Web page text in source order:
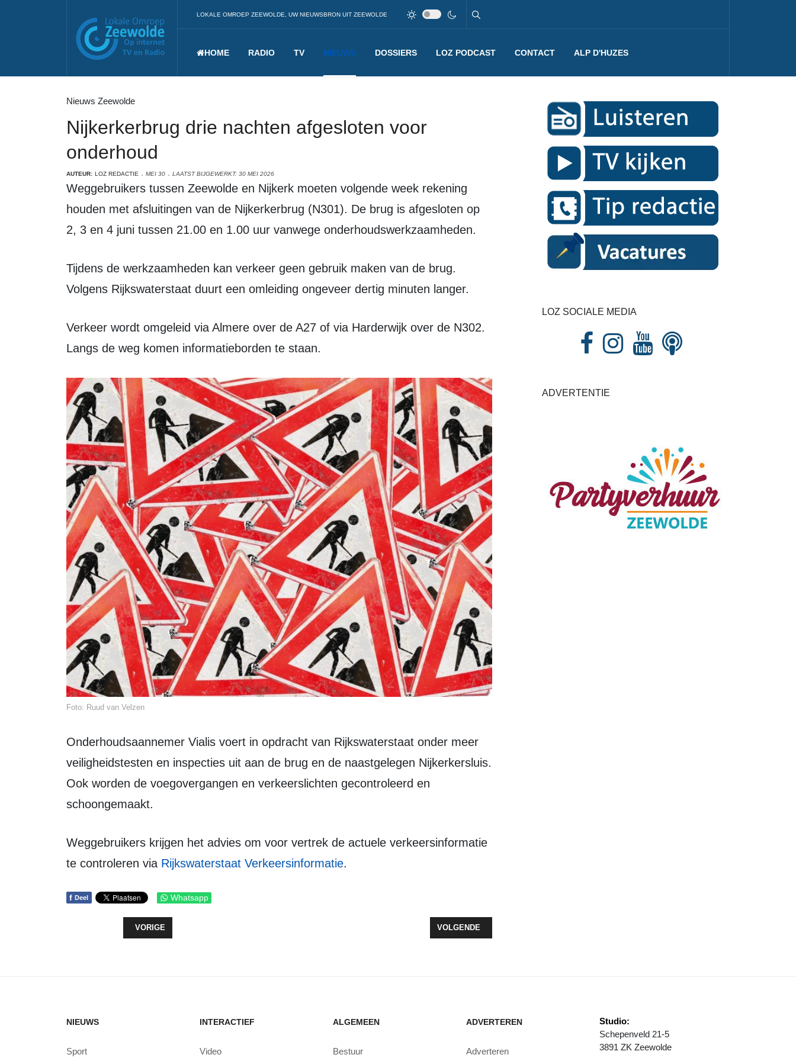
LOKALE OMROEP ZEEWOLDE, UW NIEUWSBRON UIT ZEEWOLDE
HOME RADIO TV NIEUWS DOSSIERS LOZ PODCAST CONTACT ALP D'HUZES
Nieuws Zeewolde
Nijkerkerbrug drie nachten afgesloten voor
onderhoud
AUTEUR: LOZ REDACTIE MEI 30 LAATST BIJGEWERKT: 30 MEI 2026
Weggebruikers tussen Zeewolde en Nijkerk moeten volgende week rekening
houden met afsluitingen van de Nijkerkerbrug (N301). De brug is afgesloten op
2, 3 en 4 juni tussen 21.00 en 1.00 uur vanwege onderhoudswerkzaamheden.
Tijdens de werkzaamheden kan verkeer geen gebruik maken van de brug.
Volgens Rijkswaterstaat duurt een omleiding ongeveer dertig minuten langer.
Verkeer wordt omgeleid via Almere over de A27 of via Harderwijk over de N302.
Langs de weg komen informatieborden te staan.
Foto: Ruud van Velzen
Onderhoudsaannemer Vialis voert in opdracht van Rijkswaterstaat onder meer
veiligheidstesten en inspecties uit aan de brug en de naastgelegen Nijkerkersluis.
Ook worden de voegovergangen en verkeerslichten gecontroleerd en
schoongemaakt.
Weggebruikers krijgen het advies om voor vertrek de actuele verkeersinformatie
te controleren via Rijkswaterstaat Verkeersinformatie.
f Deel Whatsapp
VORIG ARTIKEL: OVERLEVEN OP MARS… IN ZEEWOLDE
VORIGE VOLGENDE ARTIKEL: NADINE ROZENDAAL VERRAST PUBLIEK MET PERSOONLIJK
VOLGENDE
LOZ SOCIALE MEDIA
ADVERTENTIE
NIEUWS
Sport
INTERACTIEF
Video
ALGEMEEN
Bestuur
ADVERTEREN
Adverteren
Studio:
Schepenveld 21-5
3891 ZK Zeewolde